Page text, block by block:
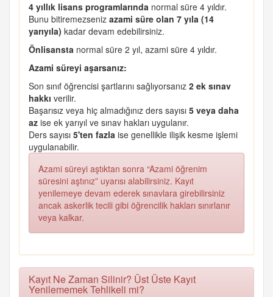
4 yıllık lisans programlarında normal süre 4 yıldır.
Bunu bitiremezseniz azami süre olan 7 yıla (14
yarıyıla) kadar devam edebilirsiniz.
Önlisansta normal süre 2 yıl, azami süre 4 yıldır.
Azami süreyi aşarsanız:
Son sınıf öğrencisi şartlarını sağlıyorsanız 2 ek sınav
hakkı verilir.
Başarısız veya hiç almadığınız ders sayısı 5 veya daha
az ise ek yarıyıl ve sınav hakları uygulanır.
Ders sayısı 5'ten fazla ise genellikle ilişik kesme işlemi
uygulanabilir.
Azami süreyi aştıktan sonra “Azami öğrenim
süresini aştınız” uyarısı alabilirsiniz. Kayıt
yenilemeye devam ederek sınavlara girebilirsiniz
ancak askerlik tecili gibi öğrencilik hakları sınırlanır
veya kalkar.
Kayıt Ne Zaman Silinir? Üst Üste Kayıt
Yenilememek Tehlikeli mi?